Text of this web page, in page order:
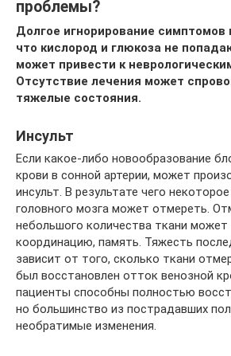
проблемы?
Долгое игнорирование симптомов
что кислород и глюкоза не
может привести к
Отсутствие лечения может
тяжелые состояния.
Инсульт
Если какое-либо новообразование
крови в сонной артерии, может
инсульт. В результате чего
головного мозга может отмереть.
небольшого количества ткани может
координацию, память. Тяжесть
зависит от того, сколько ткани
был восстановлен отток венозной
пациенты способны полностью
но большинство из пострадавших
необратимые изменения.